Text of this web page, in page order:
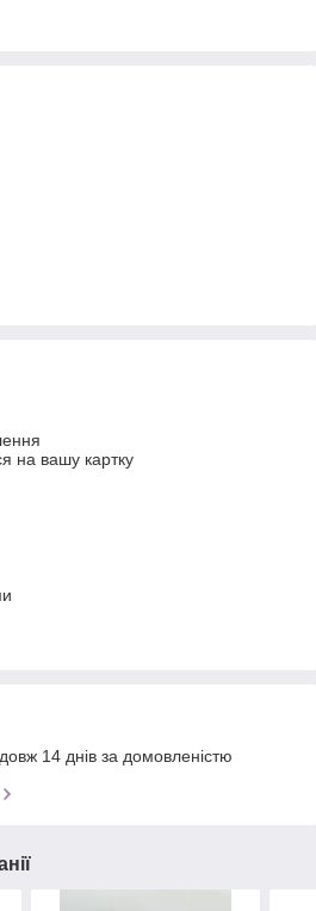
на вашу картку
14 днів за домовленістю